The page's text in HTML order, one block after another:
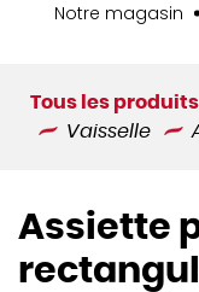
Notre magasin
Tous les produits
Vaisselle
Assiette